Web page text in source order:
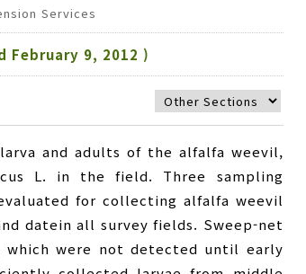
Services
February 9, 2012 )
and adults of the alfalfa weevil,
L. in the field. Three sampling
for collecting alfalfa weevil
datein all survey fields. Sweep-net
which were not detected until early